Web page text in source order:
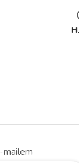
mailem